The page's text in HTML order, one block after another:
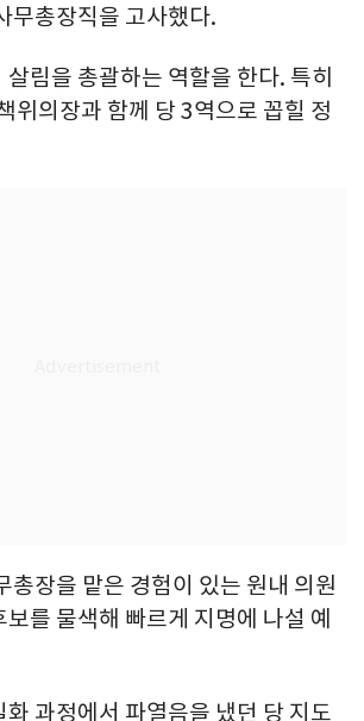
무총장직을 고사했다.
림을 총괄하는 역할을 한다. 특히
위의장과 함께 당 3역으로 꼽힐 정
총장을 맡은 경험이 있는 원내 의원
를 물색해 빠르게 지명에 나설 예
과정에서 파열음을 냈던 당 지도